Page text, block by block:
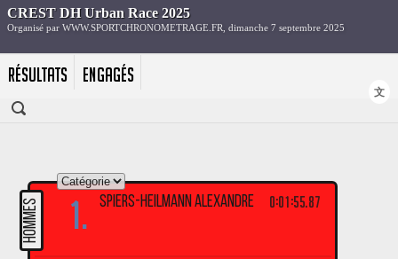
RÉSULTATS ENGAGÉS
文
HOMMES 1. SPIERS-HEILMANN ALEXANDRE 0:01:55.87